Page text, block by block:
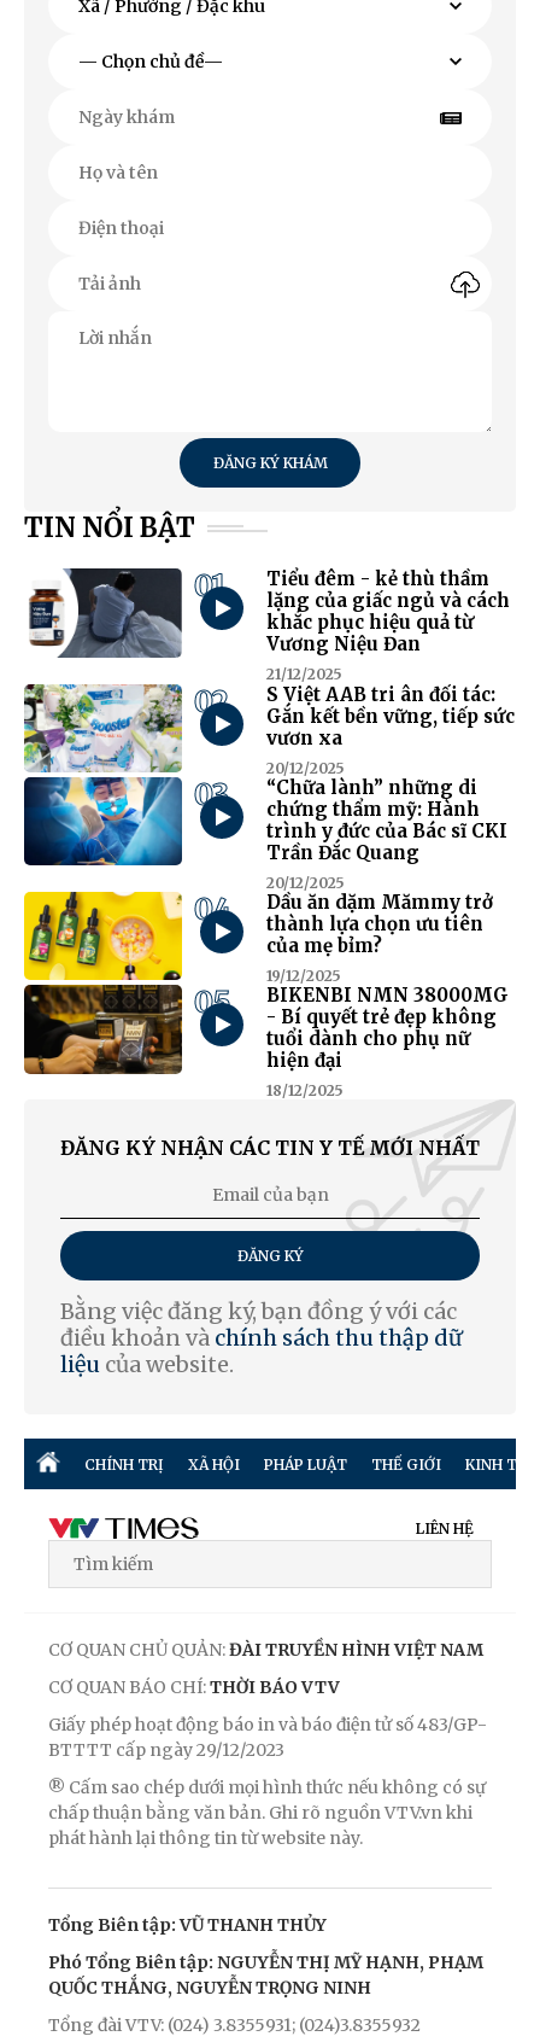
ĐĂNG KÝ KHÁM
TIN NỔI BẬT
01
Tiểu đêm - kẻ thù thầm
lặng của giấc ngủ và cách
khắc phục hiệu quả từ
Vương Niệu Đan
21/12/2025
02
S Việt AAB tri ân đối tác:
Gắn kết bền vững, tiếp sức
vươn xa
20/12/2025
03
“Chữa lành” những di
chứng thẩm mỹ: Hành
trình y đức của Bác sĩ CKI
Trần Đắc Quang
20/12/2025
04
Dầu ăn dặm Mămmy trở
thành lựa chọn ưu tiên
của mẹ bỉm?
19/12/2025
05
BIKENBI NMN 38000MG
- Bí quyết trẻ đẹp không
tuổi dành cho phụ nữ
hiện đại
18/12/2025
ĐĂNG KÝ NHẬN CÁC TIN Y TẾ MỚI NHẤT
ĐĂNG KÝ
Bằng việc đăng ký, bạn đồng ý với các
điều khoản và chính sách thu thập dữ
liệu của website.
CHÍNH TRỊ XÃ HỘI PHÁP LUẬT THẾ GIỚI KINH TẾ
LIÊN HỆ
CƠ QUAN CHỦ QUẢN:ĐÀI TRUYỀN HÌNH VIỆT NAM
CƠ QUAN BÁO CHÍ:THỜI BÁO VTV
Giấy phép hoạt động báo in và báo điện tử số 483/GP-
BTTTT cấp ngày 29/12/2023
® Cấm sao chép dưới mọi hình thức nếu không có sự
chấp thuận bằng văn bản. Ghi rõ nguồn VTV.vn khi
phát hành lại thông tin từ website này.
Tổng Biên tập: VŨ THANH THỦY
Phó Tổng Biên tập: NGUYỄN THỊ MỸ HẠNH, PHẠM
QUỐC THẮNG, NGUYỄN TRỌNG NINH
Tổng đài VTV: (024) 3.8355931; (024)3.8355932